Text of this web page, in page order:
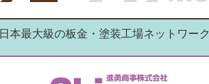
日本最大級の板金・塗装工場ネットワーク